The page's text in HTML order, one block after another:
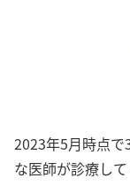
2023年5月時点
な医師が診療して